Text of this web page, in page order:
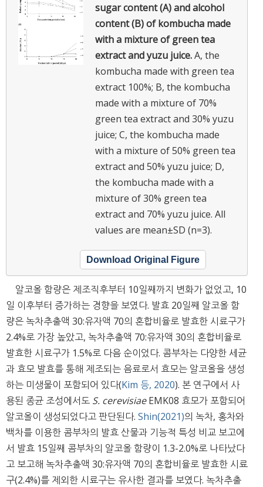
sugar content (A) and alcohol
content (B) of kombucha made
with a mixture of green tea
extract and yuzu juice.A, the
kombucha made with green tea
extract 100%; B, the kombucha
made with a mixture of 70%
green tea extract and 30% yuzu
juice; C, the kombucha made
with a mixture of 50% green tea
extract and 50% yuzu juice; D,
the kombucha made with a
mixture of 30% green tea
extract and 70% yuzu juice. All
values are mean±SD (n=3).
Download Original Figure
알코올 함량은 제조직후부터 10일째까지 변화가 없었고, 10
일 이후부터 증가하는 경향을 보였다. 발효 20일째 알코올 함
량은 녹차추출액 30:유자액 70의 혼합비율로 발효한 시료구가
2.4%로 가장 높았고, 녹차추출액 70:유자액 30의 혼합비율로
발효한 시료구가 1.5%로 다음 순이었다. 콤부차는 다양한 세균
과 효모 발효를 통해 제조되는 음료로서 효모는 알코올을 생성
하는 미생물이 포함되어 있다(Kim 등, 2020). 본 연구에서 사
용된 종균 조성에서도 S. cerevisiaeEMK08 효모가 포함되어
알코올이 생성되었다고 판단된다. Shin(2021)의 녹차, 홍차와
백차를 이용한 콤부차의 발효 산물과 기능적 특성 비교 보고에
서 발효 15일째 콤부차의 알코올 함량이 1.3-2.0%로 나타났다
고 보고해 녹차추출액 30:유자액 70의 혼합비율로 발효한 시료
구(2.4%)를 제외한 시료구는 유사한 결과를 보였다. 녹차추출